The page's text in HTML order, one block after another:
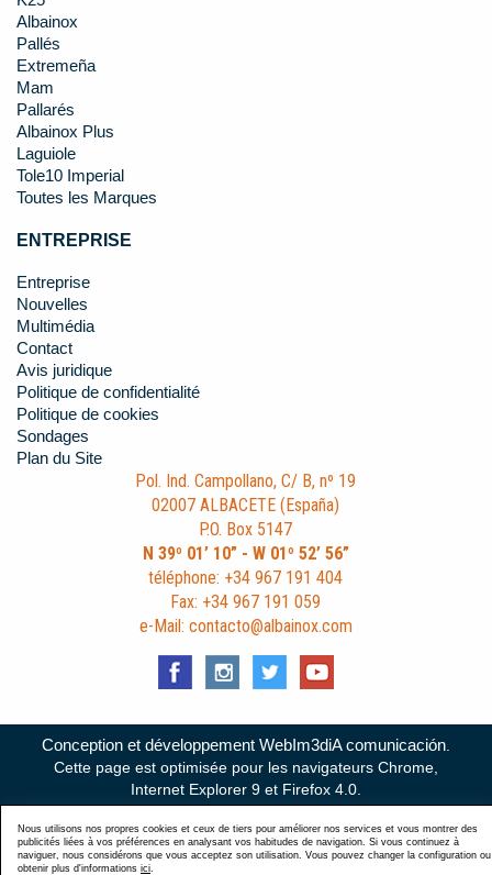
Albainox
Pallés
Extremeña
Mam
Pallarés
Albainox Plus
Laguiole
Tole10 Imperial
Toutes les Marques
ENTREPRISE
Entreprise
Nouvelles
Multimédia
Contact
Avis juridique
Politique de confidentialité
Politique de cookies
Sondages
Plan du Site
Pol. Ind. Campollano, C/ B, nº 19
02007 ALBACETE (España)
P.O. Box 5147
N 39º 01’ 10” - W 01º 52’ 56”
téléphone: +34 967 191 404
Fax: +34 967 191 059
e-Mail: contacto@albainox.com
Conception et développement WebIm3diA comunicación.
Cette page est optimisée pour les navigateurs Chrome,
Internet Explorer 9 et Firefox 4.0.
Nous utilisons nos propres cookies et ceux de tiers pour améliorer nos services et vous montrer des
publicités liées à vos préférences en analysant vos habitudes de navigation. Si vous continuez à
naviguer, nous considérons que vous acceptez son utilisation. Vous pouvez changer la configuration ou
obtenir plus d'informations ici.